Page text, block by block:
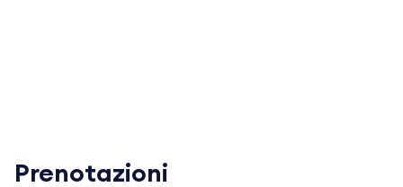
Prenotazioni